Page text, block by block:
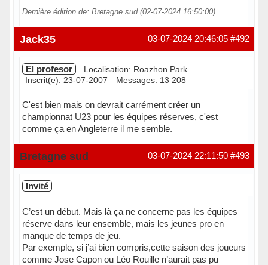
Dernière édition de: Bretagne sud (02-07-2024 16:50:00)
#492
03-07-2024 20:46:05
Jack35
El profesor
Localisation: Roazhon Park
Inscrit(e): 23-07-2007
Messages: 13 208
C'est bien mais on devrait carrément créer un
championnat U23 pour les équipes réserves, c'est
comme ça en Angleterre il me semble.
Hors ligne #493
03-07-2024 22:11:50
Bretagne sud
Invité
C’est un début. Mais là ça ne concerne pas les équipes
réserve dans leur ensemble, mais les jeunes pro en
manque de temps de jeu.
Par exemple, si j’ai bien compris,cette saison des joueurs
comme Jose Capon ou Léo Rouille n’aurait pas pu